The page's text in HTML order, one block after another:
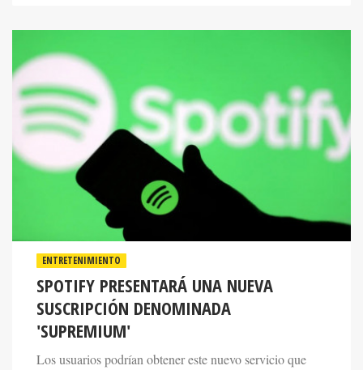
ENTRETENIMIENTO
SPOTIFY PRESENTARÁ UNA NUEVA
SUSCRIPCIÓN DENOMINADA
'SUPREMIUM'
Los usuarios podrían obtener este nuevo servicio que